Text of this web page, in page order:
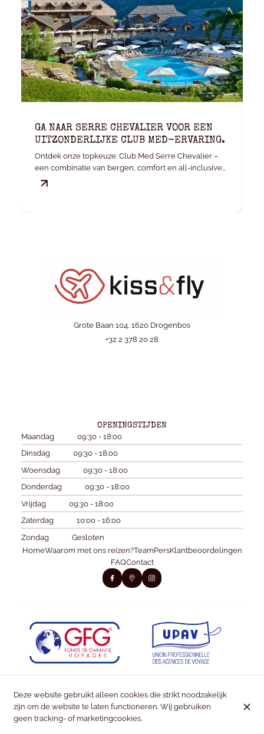
GA NAAR SERRE CHEVALIER VOOR EEN
UITZONDERLIJKE CLUB MED-ERVARING.
Ontdek onze topkeuze: Club Med Serre Chevalier –
een combinatie van bergen, comfort en all-inclusive
gemak.
Grote Baan 104, 1620 Drogenbos
+32 2 378 20 28
OPENINGSTIJDEN
Maandag
09:30 - 18:00
Dinsdag
09:30 - 18:00
Woensdag
09:30 - 18:00
Donderdag
09:30 - 18:00
Vrijdag
09:30 - 18:00
Zaterdag
10:00 - 16:00
Zondag
Gesloten
HomeWaarom met ons reizen?TeamPersKlantbeoordelingen
FAQContact
Deze website gebruikt alleen cookies die strikt noodzakelijk
zijn om de website te laten functioneren. Wij gebruiken
geen tracking- of marketingcookies.